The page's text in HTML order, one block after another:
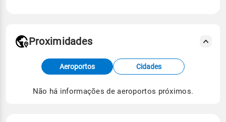
Fonte: dados combinados de estações
meteorológicas e satélite do Centro de Previsão
de Tempo e Estudos Climáticos (CPTEC).
Proximidades
Aeroportos Cidades
Não há informações de aeroportos próximos.